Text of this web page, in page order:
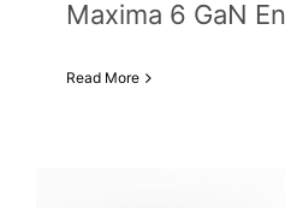
Maxima 6 GaN
Read More